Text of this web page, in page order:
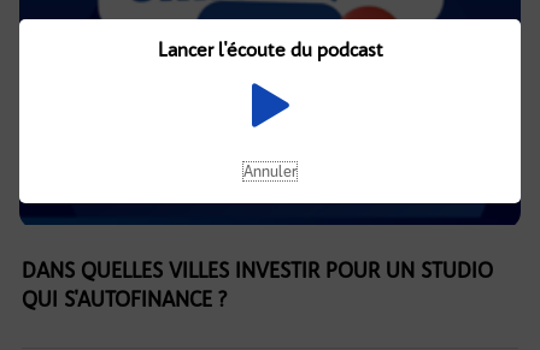
DANS QUELLES VILLES INVESTIR POUR UN STUDIO
QUI S'AUTOFINANCE ?
Lancer l'écoute du podcast
Annuler